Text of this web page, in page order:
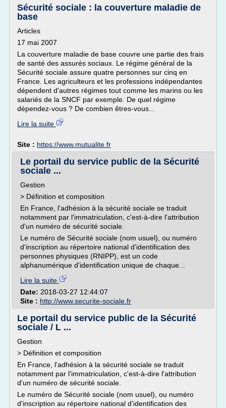
Sécurité sociale : la couverture maladie de
base
Articles
17 mai 2007
La couverture maladie de base couvre une partie des frais
de santé des assurés sociaux. Le régime général de la
Sécurité sociale assure quatre personnes sur cinq en
France. Les agriculteurs et les professions indépendantes
dépendent d'autres régimes tout comme les marins ou les
salariés de la SNCF par exemple. De quel régime
dépendez-vous ? De combien êtres-vous...
Lire la suite
Site : https://www.mutualite.fr
Le portail du service public de la Sécurité
sociale ...
Gestion
> Définition et composition
En France, l'adhésion à la sécurité sociale se traduit
notamment par l'immatriculation, c'est-à-dire l'attribution
d'un numéro de sécurité sociale.
Le numéro de Sécurité sociale (nom usuel), ou numéro
d'inscription au répertoire national d'identification des
personnes physiques (RNIPP), est un code
alphanumérique d'identification unique de chaque...
Lire la suite
Date: 2018-03-27 12:44:07
Site : http://www.securite-sociale.fr
Le portail du service public de la Sécurité
sociale / L ...
Gestion
> Définition et composition
En France, l'adhésion à la sécurité sociale se traduit
notamment par l'immatriculation, c'est-à-dire l'attribution
d'un numéro de sécurité sociale.
Le numéro de Sécurité sociale (nom usuel), ou numéro
d'inscription au répertoire national d'identification des